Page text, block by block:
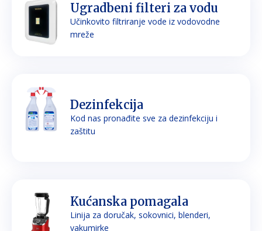
Ugradbeni filteri za vodu
Učinkovito filtriranje vode iz vodovodne
mreže
Dezinfekcija
Kod nas pronađite sve za dezinfekciju i
zaštitu
Kućanska pomagala
Linija za doručak, sokovnici, blenderi,
vakumirke